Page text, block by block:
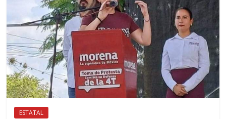
ESTATAL